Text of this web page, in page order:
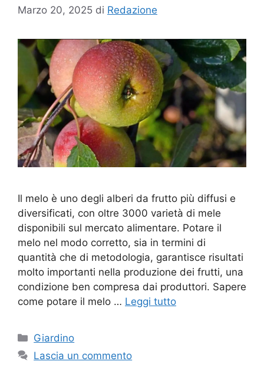
Marzo 20, 2025 di Redazione
Il melo è uno degli alberi da frutto più diffusi e
diversificati, con oltre 3000 varietà di mele
disponibili sul mercato alimentare. Potare il
melo nel modo corretto, sia in termini di
quantità che di metodologia, garantisce risultati
molto importanti nella produzione dei frutti, una
condizione ben compresa dai produttori. Sapere
come potare il melo … Leggi tutto
Categorie
Giardino
Lascia un commento